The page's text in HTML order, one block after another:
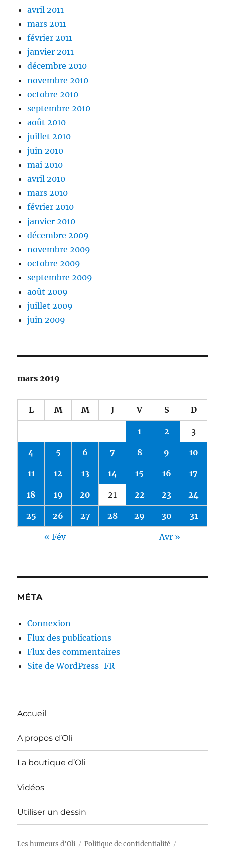
avril 2011
mars 2011
février 2011
janvier 2011
décembre 2010
novembre 2010
octobre 2010
septembre 2010
août 2010
juillet 2010
juin 2010
mai 2010
avril 2010
mars 2010
février 2010
janvier 2010
décembre 2009
novembre 2009
octobre 2009
septembre 2009
août 2009
juillet 2009
juin 2009
mars 2019
L M M J V S D
1 2 3
4 5 6 7 8 9 10
11 12 13 14 15 16 17
18 19 20 21 22 23 24
25 26 27 28 29 30 31
« Fév Avr »
MÉTA
Connexion
Flux des publications
Flux des commentaires
Site de WordPress-FR
Accueil
A propos d’Oli
La boutique d’Oli
Vidéos
Utiliser un dessin
Les humeurs d'Oli Politique de confidentialité